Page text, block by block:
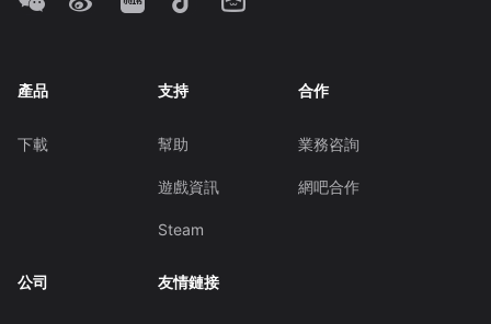
產品
下載
支持
幫助
遊戲資訊
Steam
合作
業務咨詢
網吧合作
公司 友情鏈接